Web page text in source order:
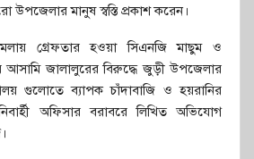
উপজেলার মানুষ স্বস্তি প্রকাশ করেন।
গ্রেফতার হওয়া সিএনজি মাছুম ও
আসামি জালালুরের বিরুদ্ধে জুড়ী উপজেলার
গুলোতে ব্যাপক চাঁদাবাজি ও হয়রানির
অফিসার বরাবরে লিখিত অভিযোগ